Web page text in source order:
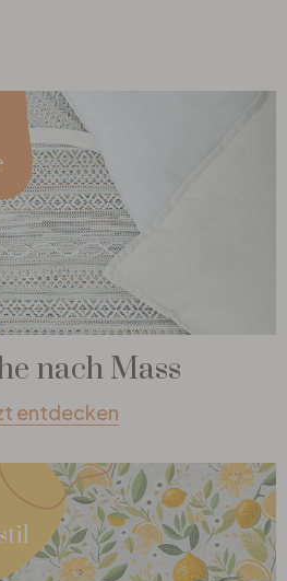
nach Mass
entdecken